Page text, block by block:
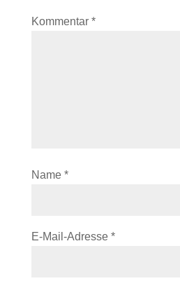
Kommentar *
Name *
E-Mail-Adresse *